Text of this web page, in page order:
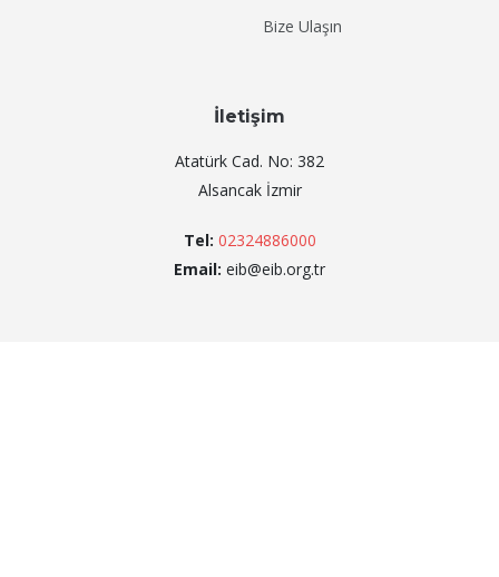
Bize Ulaşın
İletişim
Atatürk Cad. No: 382
Alsancak İzmir
Tel: 02324886000
Email: eib@eib.org.tr